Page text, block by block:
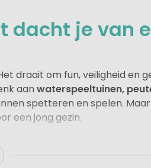
dacht je van
draait om fun, veiligheid en
aan waterspeeltuinen,
spetteren en spelen.
een jong gezin.
Van knutselen en
even ontspannen. Ook